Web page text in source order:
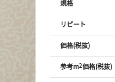
規格
リピート
価格(税抜)
参考m2価格(税抜)